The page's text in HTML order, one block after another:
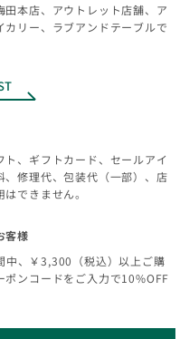
本店、アウトレット店舗、ア
リー、ラブアンドテーブルで
、ギフトカード、セールアイ
修理代、包装代（一部）、店
できません。
客様
、￥3,300（税込）以上ご購
ポンコードをご入力で10%OFF